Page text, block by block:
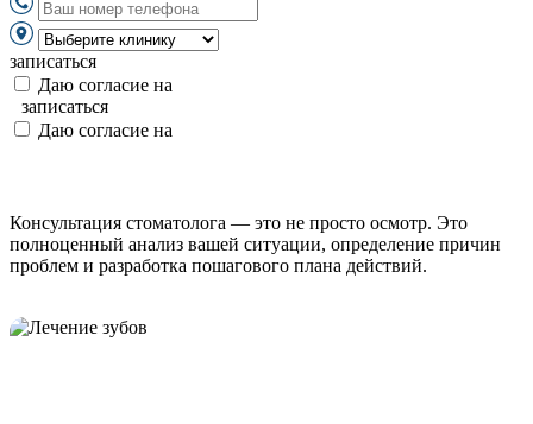
записаться
Даю согласие на
записаться
Даю согласие на
Консультация стоматолога — это не просто осмотр. Это
полноценный анализ вашей ситуации, определение причин
проблем и разработка пошагового плана действий.